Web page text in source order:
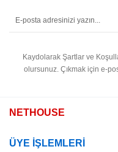
Kaydolarak Şartlar ve
olursunuz. Çıkmak için e-
NETHOUSE
ÜYE İŞLEMLERİ